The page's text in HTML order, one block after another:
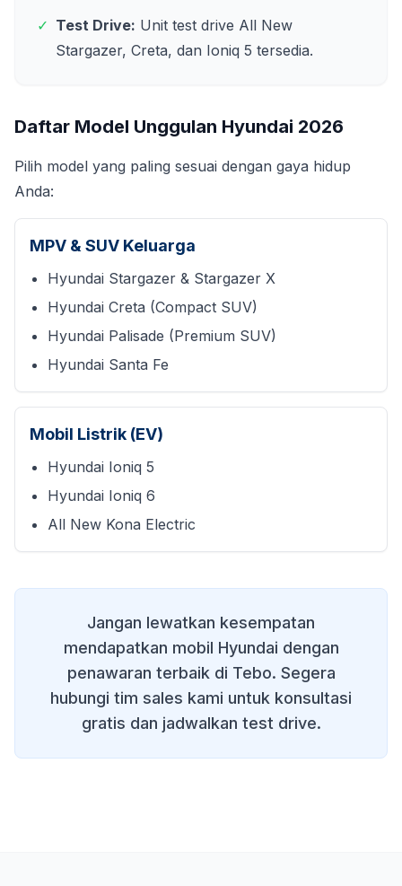
✓ Test Drive: Unit test drive All New
Stargazer, Creta, dan Ioniq 5 tersedia.
Daftar Model Unggulan Hyundai 2026
Pilih model yang paling sesuai dengan gaya hidup
Anda:
MPV & SUV Keluarga
Hyundai Stargazer & Stargazer X
Hyundai Creta (Compact SUV)
Hyundai Palisade (Premium SUV)
Hyundai Santa Fe
Mobil Listrik (EV)
Hyundai Ioniq 5
Hyundai Ioniq 6
All New Kona Electric
Jangan lewatkan kesempatan
mendapatkan mobil Hyundai dengan
penawaran terbaik di Tebo. Segera
hubungi tim sales kami untuk konsultasi
gratis dan jadwalkan test drive.